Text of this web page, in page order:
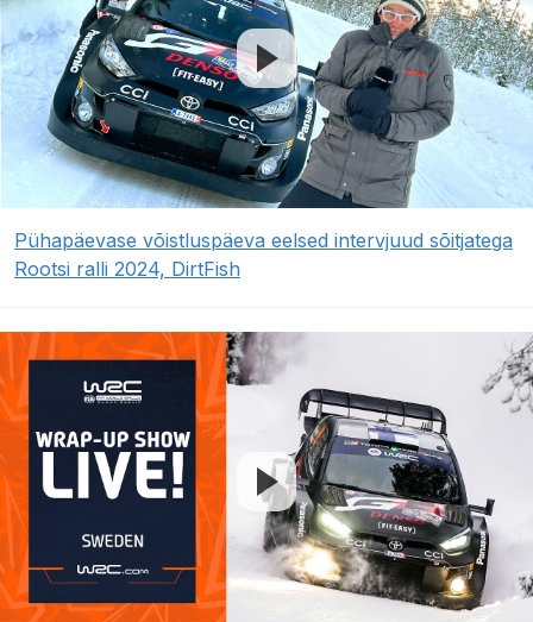
Pühapäevase võistluspäeva eelsed intervjuud sõitjatega
Rootsi ralli 2024, DirtFish